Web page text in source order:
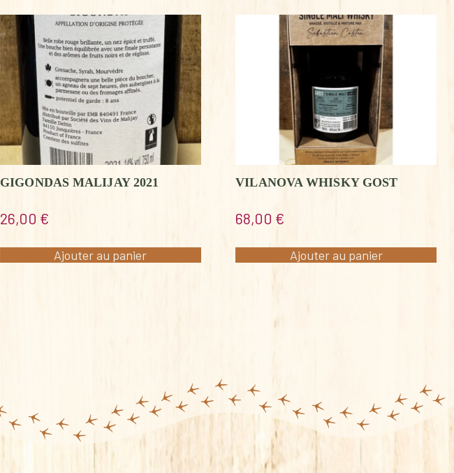
GIGONDAS MALIJAY 2021
26,00 €
Ajouter au panier
VILANOVA WHISKY GOST
68,00 €
Ajouter au panier